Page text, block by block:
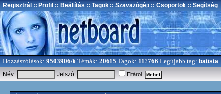
Regisztrál :: Profil :: Beállítás :: Tagok :: Szavazógép :: Csoportok :: Segítség
Hozzászólások: 9503906/6 Témák: 20615 Tagok: 113766 Legújabb tag: batista
Név:
Jelszó: Eltárol